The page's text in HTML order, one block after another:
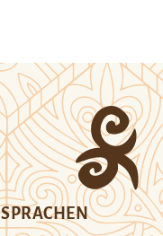
SPRACHEN